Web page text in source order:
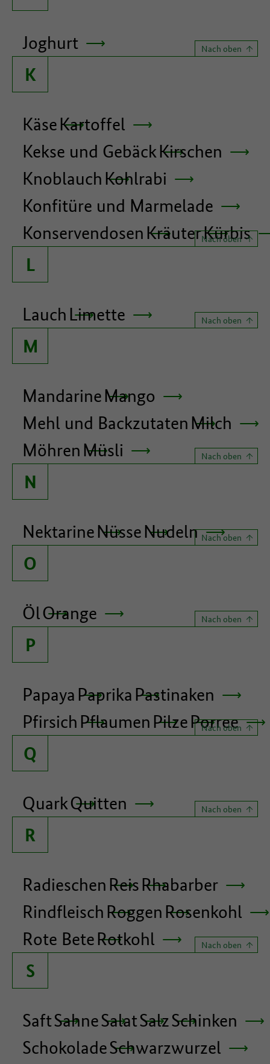
Joghurt Nach oben
K
Käse Kartoffel
Kekse und Gebäck Kirschen
Knoblauch Kohlrabi
Konfitüre und Marmelade
Konservendosen KräuterKürbis
Nach oben
L
Lauch Limette Nach oben
M
Mandarine Mango
Mehl und Backzutaten Milch
Möhren Müsli Nach oben
N
Nektarine Nüsse Nudeln Nach oben
O
ÖlOrange Nach oben
P
Papaya Paprika Pastinaken
Pfirsich Pflaumen Pilze Porree
Nach oben
Q
QuarkQuitten Nach oben
R
Radieschen Reis Rhabarber
Rindfleisch Roggen Rosenkohl
Rote Bete Rotkohl Nach oben
S
SaftSahneSalatSalzSchinken
SchokoladeSchwarzwurzel